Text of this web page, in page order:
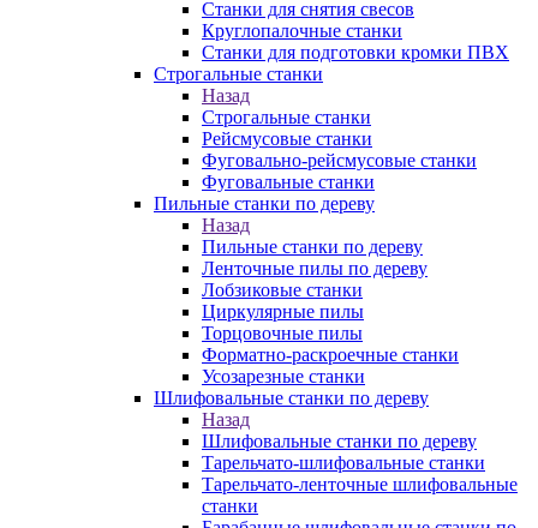
Станки для снятия свесов
Круглопалочные станки
Станки для подготовки кромки ПВХ
Строгальные станки
Назад
Строгальные станки
Рейсмусовые станки
Фуговально-рейсмусовые станки
Фуговальные станки
Пильные станки по дереву
Назад
Пильные станки по дереву
Ленточные пилы по дереву
Лобзиковые станки
Циркулярные пилы
Торцовочные пилы
Форматно-раскроечные станки
Усозарезные станки
Шлифовальные станки по дереву
Назад
Шлифовальные станки по дереву
Тарельчато-шлифовальные станки
Тарельчато-ленточные шлифовальные
станки